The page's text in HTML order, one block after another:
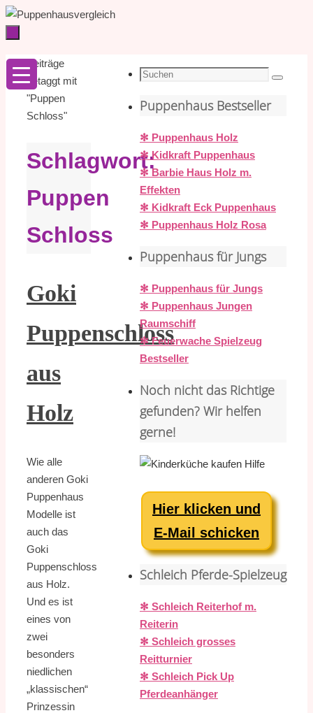
Zum
Inhalt
springen
Startseite
Beiträge
getaggt mit
"Puppen
Schloss"
Schlagwort:
Puppen
Schloss
Goki
Puppenschloss
aus
Holz
Wie alle
anderen Goki
Puppenhaus
Modelle ist
auch das
Goki
Puppenschloss
aus Holz.
Und es ist
eines von
zwei
besonders
niedlichen
„klassischen“
Prinzessin
Suche
Suchen
Puppenhaus Bestseller
✻ Puppenhaus Holz
✻ Kidkraft Puppenhaus
✻ Barbie Haus Holz m.
Effekten
✻ Kidkraft Eck Puppenhaus
✻ Puppenhaus Holz Rosa
Puppenhaus für Jungs
✻ Puppenhaus für Jungs
✻ Puppenhaus Jungen
Raumschiff
✻ Feuerwache Spielzeug
Bestseller
Noch nicht das Richtige
gefunden? Wir helfen
gerne!
Hier klicken und
E-Mail schicken
Schleich Pferde-Spielzeug
✻ Schleich Reiterhof m.
Reiterin
✻ Schleich grosses
Reitturnier
✻ Schleich Pick Up
Pferdeanhänger